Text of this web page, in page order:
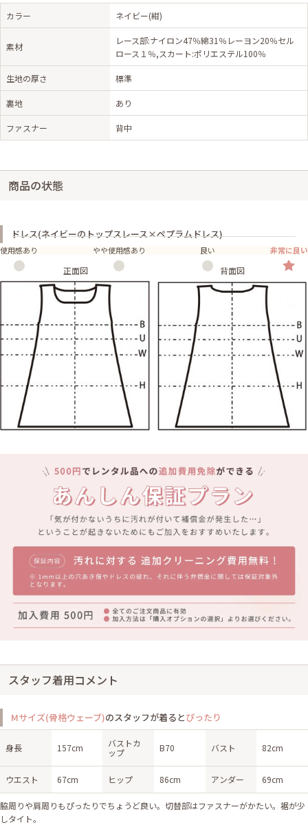
カラー ネイビー(紺)
素材
レース部:ナイロン47％綿31％レーヨン20％セル
ロース１％,スカート:ポリエステル100％
生地の厚さ 標準
裏地 あり
ファスナー 背中
商品の状態
ドレス(ネイビーのトップスレース×ペプラムドレス)
使用感あり やや使用感あり 良い 非常に良い
正面図 背面図
スタッフ着用コメント
Mサイズ(骨格ウェーブ)のスタッフが着るとぴったり
身長 157cm
バストカ
ップ
B70 バスト 82cm
ウエスト 67cm ヒップ 86cm アンダー 69cm
脇周りや肩周りもぴったりでちょうど良い。切替部はファスナーがかたい。裾が少
しタイト。